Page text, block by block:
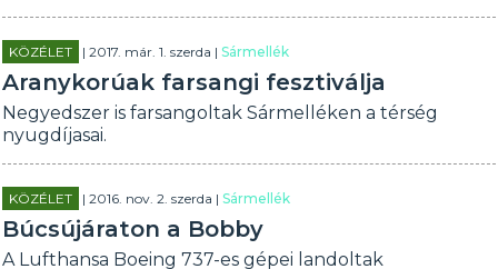
KÖZÉLET | 2017. már. 1. szerda |Sármellék
Aranykorúak farsangi fesztiválja
Negyedszer is farsangoltak Sármelléken a térség
nyugdíjasai.
KÖZÉLET | 2016. nov. 2. szerda |Sármellék
Búcsújáraton a Bobby
A Lufthansa Boeing 737-es gépei landoltak